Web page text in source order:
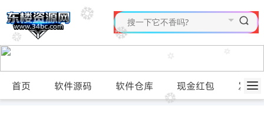
首页 软件源码 软件仓库 现金红包 发布